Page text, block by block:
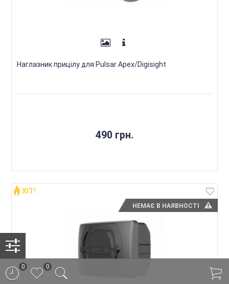
Наглазник прицілу для Pulsar Apex/Digisight
490 грн.
НЕМАЄ В НАЯВНОСТІ
ХІТ!
0 0